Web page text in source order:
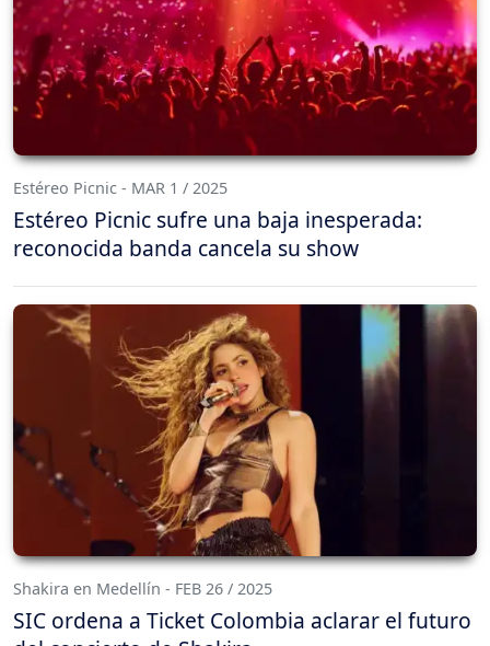
Estéreo Picnic - MAR 1 / 2025
Estéreo Picnic sufre una baja inesperada:
reconocida banda cancela su show
Shakira en Medellín - FEB 26 / 2025
SIC ordena a Ticket Colombia aclarar el futuro